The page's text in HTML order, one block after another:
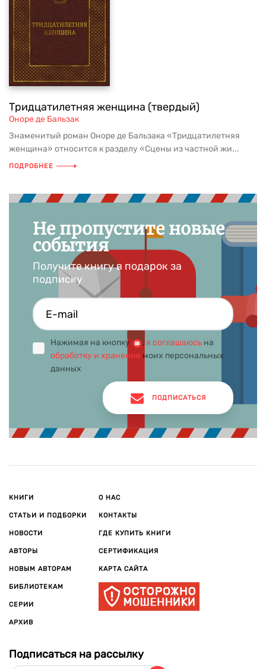
Тридцатилетняя женщина (твердый)
Оноре де Бальзак
Знаменитый роман Оноре де Бальзака «Тридцатилетняя
женщина» относится к разделу «Сцены из частной жи...
ПОДРОБНЕЕ
Не пропустите новые
события
Получите книгу в подарок за
подписку
Нажимая на кнопку , я соглашаюсь на
обработку и хранение моих персональных
данных
ПОДПИСАТЬСЯ
КНИГИ
СТАТЬИ И ПОДБОРКИ
НОВОСТИ
АВТОРЫ
НОВЫМ АВТОРАМ
БИБЛИОТЕКАМ
СЕРИИ
АРХИВ
О НАС
КОНТАКТЫ
ГДЕ КУПИТЬ КНИГИ
СЕРТИФИКАЦИЯ
КАРТА САЙТА
Подписаться на рассылку